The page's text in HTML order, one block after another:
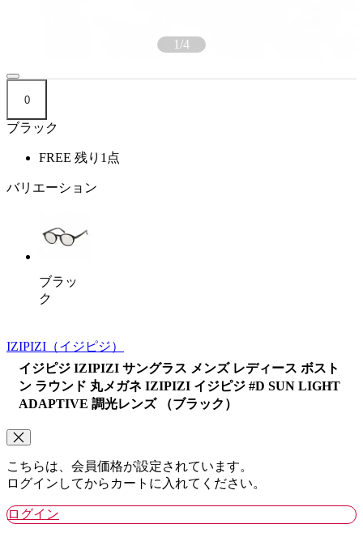
1/4
0
ブラック
FREE 残り1点
バリエーション
ブラッ
ク
IZIPIZI （イジピジ）
イジピジ IZIPIZI サングラス メンズ レディース ボスト
ン ラウンド 丸メガネ IZIPIZI イジピジ #D SUN LIGHT
ADAPTIVE 調光レンズ （ブラック）
こちらは、会員価格が設定されています。
ログインしてからカートに入れてください。
ログイン